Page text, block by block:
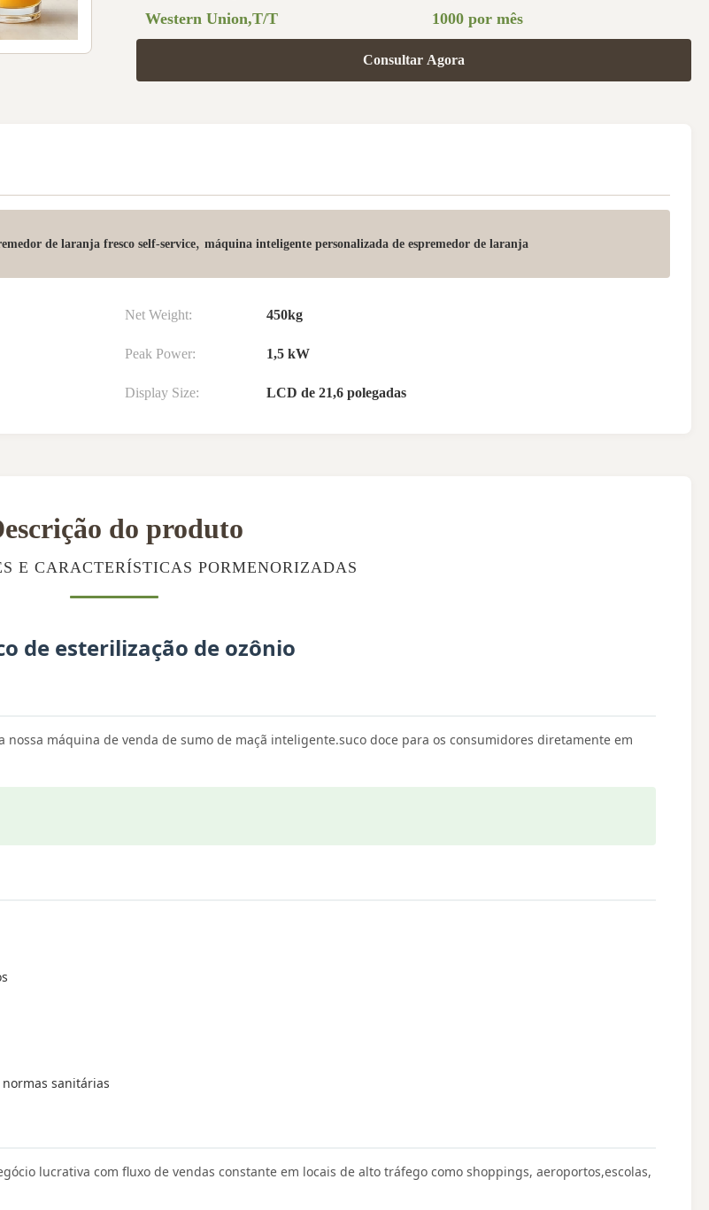
Western Union,T/T 1000 por mês
Consultar Agora
de laranja fresco self-service, máquina inteligente personalizada de espremedor de laranja
Net Weight: 450kg
Peak Power: 1,5 kW
Display Size: LCD de 21,6 polegadas
do produto
E CARACTERÍSTICAS PORMENORIZADAS
de esterilização de ozônio
máquina de venda de sumo de maçã inteligente.suco doce para os consumidores diretamente em
sanitárias
lucrativa com fluxo de vendas constante em locais de alto tráfego como shoppings, aeroportos,escolas,